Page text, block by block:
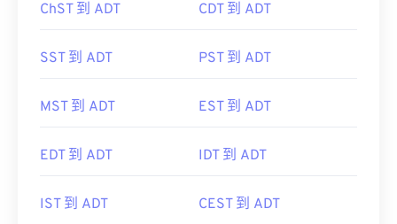
ChST 到 ADT CDT 到 ADT
SST 到 ADT PST 到 ADT
MST 到 ADT EST 到 ADT
EDT 到 ADT IDT 到 ADT
IST 到 ADT CEST 到 ADT